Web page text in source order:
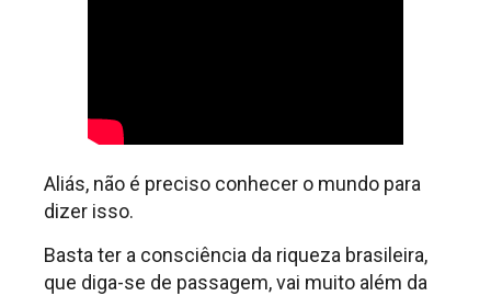
Aliás, não é preciso conhecer o mundo para
dizer isso.
Basta ter a consciência da riqueza brasileira,
que diga-se de passagem, vai muito além da